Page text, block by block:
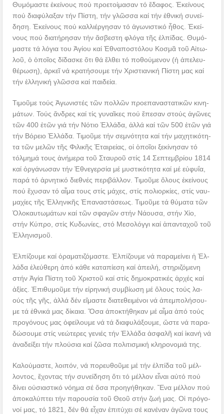
Θυ­μό­μα­στε ἐ­κεί­νους πού προ­ε­τοί­μα­σαν τό ἔ­δα­φος. Ἐ­κεί­νους
πού δι­α­φύ­λα­ξαν τήν Πί­στη, τήν γλῶσ­σα καί τήν ἐ­θνι­κή συνεί­
δη­ση. Ἐ­κεί­νους πού καλ­λι­έρ­γη­σαν τό ἀ­γω­νι­στι­κό ἦ­θος. Ἐκεί­
νους πού δι­α­τή­ρη­σαν τήν ἄ­σβε­στη φλό­γα τῆς ἐλ­πί­δας. Θυ­μό­
μα­στε τά λό­για του Ἁ­γί­ου καί Ἐ­θνα­πο­στό­λου Κο­σμᾶ τοῦ Αἰ­τω­
λοῦ, ὁ ὁ­ποῖ­ος δί­δα­σκε ὅ­τι θά ἔλ­θει τό πο­θού­με­νον (ἡ ἀ­πε­λευ­
θέ­ρω­ση), ἀρ­κεῖ νά κρα­τή­σου­με τήν Χρι­στι­α­νι­κή Πί­στη μας καί
τήν ἑλ­λη­νι­κή γλῶσ­σα καί παι­δεί­α.
Τι­μοῦ­με τούς Ἀ­γω­νι­στές τῶν πολ­λῶν προ­ε­πα­να­στα­τι­κῶν κι­νη­
μά­των. Τούς ἄν­δρες καί τίς γυ­ναῖ­κες πού ἔ­πε­σαν στούς ἀγῶ­νες
τῶν 400 ἐ­τῶν γιά τήν Νό­τιο Ἑλ­λά­δα, ἀλ­λά καί τῶν 500 ἐτῶν γιά
τήν Βό­ρει­ο Ἑλ­λά­δα. Τι­μοῦ­με τήν σε­μνό­τη­τα καί τήν μα­χη­τι­κό­τη­
τα τῶν με­λῶν τῆς Φι­λι­κῆς Ἑ­ται­ρεί­ας, οἱ ὁ­ποῖ­οι ξε­κί­νη­σαν τό
τόλ­μη­μά τους ἀ­νή­με­ρα τοῦ Σταυ­ροῦ στίς 14 Σεπτεμβρίου 1814
καί ὀρ­γά­νω­σαν τήν Ἐ­θνε­γερ­σί­α μέ μυ­στι­κό­τη­τα καί μέ εὐ­φυΐ­α,
πα­ρά τό ἀρ­νη­τι­κό δι­ε­θνές πε­ρι­βάλ­λον. Τι­μοῦ­με ὅ­λους ἐ­κεί­νους
πού ἔ­χυ­σαν τό αἷ­μα τους στίς μά­χες, στίς πο­λι­ορ­κί­ες, στίς ναυ­
μα­χί­ες τῆς Ἑλ­λη­νι­κῆς Ἐ­πα­να­στά­σε­ως. Τι­μοῦ­με τά θύ­μα­τα τῶν
Ὁ­λο­καυ­τω­μά­των καί τῶν σφα­γῶν στήν Νά­ου­σα, στήν Χί­ο,
στήν Κύ­προ, στίς Κυ­δω­νί­ες, στό Με­σο­λόγ­γι καί ἁ­παν­τα­χοῦ τοῦ
Ἑλ­λη­νι­σμοῦ.
Ἐλ­πί­ζου­με καί ὁ­ρα­μα­τι­ζό­μα­στε. Ἐλ­πί­ζου­με νά πα­ρα­μεί­νει ἡ Ἑλ­
λά­δα ἐ­λεύ­θε­ρη ἀ­πό κά­θε κα­τα­πί­ε­ση καί ἀ­πει­λή, στηριζόμενη
στήν Ἁγία Πίστη τοῦ Χριστοῦ καί στίς δημοκρατικές ἀρχές καί
ἀξίες. Ἐ­πι­θυ­μοῦ­με τήν εἰ­ρη­νι­κή συμ­βί­ω­ση μέ ὅ­λους τούς λα­
ούς τῆς γῆς, ἀλ­λά δέν εἴ­μα­στε δι­α­τε­θει­μέ­νοι νά ἀ­πεμ­πο­λή­σου­
με τά ἐ­θνι­κά μας δί­και­α. Ὅ­σα ἀ­πο­κτή­θη­καν μέ αἷ­μα ἀ­πό τούς
προ­γό­νους μας ὀφείλουμε νά τά δι­α­φυ­λά­ξου­με, ὥστε νά πα­ρα­
δώ­σου­με στίς νε­ώ­τε­ρες γε­νι­ές τήν Ἑλ­λά­δα ἀ­σφα­λῆ καί ἱκα­νή νά
ἀ­να­δεί­ξει τήν πλούσια καί ζῶσα πο­λι­τι­σμι­κή κλη­ρο­νο­μιά της.
Καλούμαστε, λοιπόν, νά πορευθοῦμε μέ τήν ἐλ­πί­δα τοῦ μέλ­
λον­τος, ἔχοντας τήν συνείδηση ὅτι τό μέλ­λον εἶναι αὐτό πού
δίνει οὐσιαστικό νό­η­μα σέ ὅ­σα προ­η­γή­θη­καν. Ἕνα μέλ­λον πού
ἀποκαλύπτει τήν πα­ρου­σί­α τοῦ Θε­οῦ στήν ζω­ή μας. Οἱ πρό­γο­
νοί μας, τό 1821, δέν θά εἶ­χαν ἐ­πι­τύ­χει σέ κανέναν ἀγῶνα τους